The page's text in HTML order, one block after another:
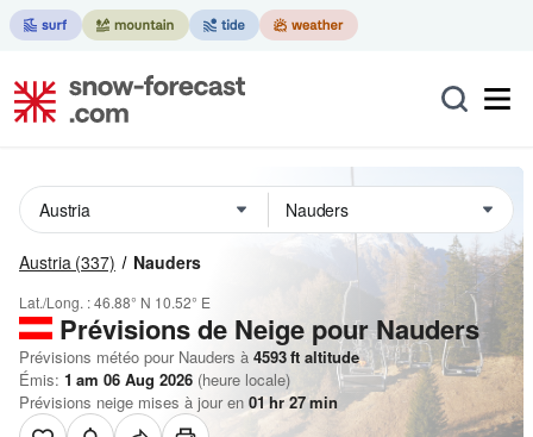
Austria (337) Nauders
Lat./Long. :46.88° N 10.52° E
Prévisions de Neige pour Nauders
Prévisions météo pour Nauders à 4593ft altitude
Émis: 1 am 06 Aug 2026 (heure locale)
Prévisions neige mises à jour en 01 hr27min